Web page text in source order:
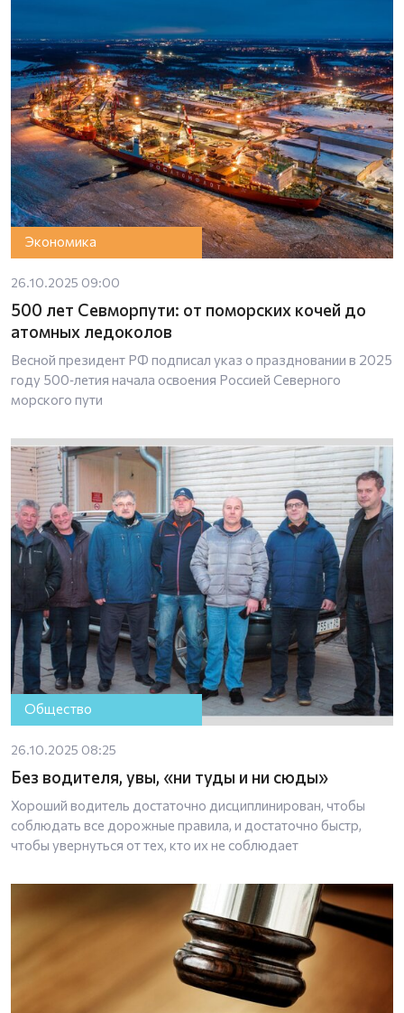
Экономика
26.10.2025 09:00
500 лет Севморпути: от поморских кочей до
атомных ледоколов
Весной президент РФ подписал указ о праздновании в 2025
году 500‑летия начала освоения Россией Северного
морского пути
Общество
26.10.2025 08:25
Без водителя, увы, «ни туды и ни сюды»
Хороший водитель достаточно дисциплинирован, чтобы
соблюдать все дорожные правила, и достаточно быстр,
чтобы увернуться от тех, кто их не соблюдает